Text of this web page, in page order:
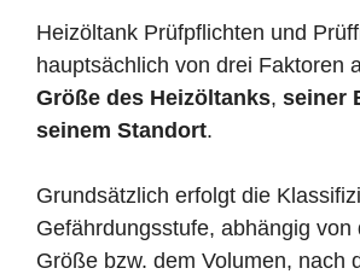
Heizöltank Prüfpflichten und
hauptsächlich von drei Faktoren
Größe des Heizöltanks, seiner
seinem Standort.
Grundsätzlich erfolgt die
Gefährdungsstufe, abhängig von
Größe bzw. dem Volumen, nach